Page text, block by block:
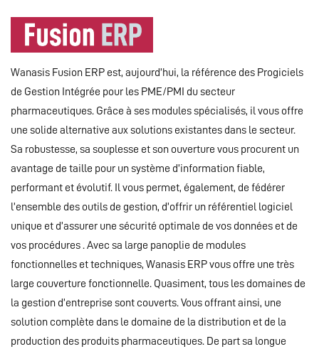
Wanasis Fusion ERP est, aujourd’hui, la référence des Progiciels
de Gestion Intégrée pour les PME/PMI du secteur
pharmaceutiques. Grâce à ses modules spécialisés, il vous offre
une solide alternative aux solutions existantes dans le secteur.
Sa robustesse, sa souplesse et son ouverture vous procurent un
avantage de taille pour un système d’information fiable,
performant et évolutif. Il vous permet, également, de fédérer
l’ensemble des outils de gestion, d’offrir un référentiel logiciel
unique et d’assurer une sécurité optimale de vos données et de
vos procédures . Avec sa large panoplie de modules
fonctionnelles et techniques, Wanasis ERP vous offre une très
large couverture fonctionnelle. Quasiment, tous les domaines de
la gestion d’entreprise sont couverts. Vous offrant ainsi, une
solution complète dans le domaine de la distribution et de la
production des produits pharmaceutiques. De part sa longue